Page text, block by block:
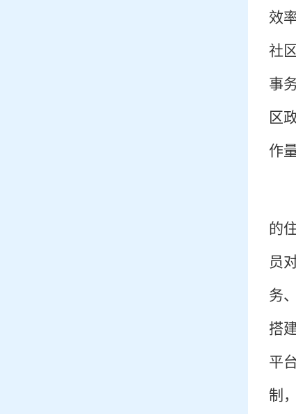
效
社
事
区
作
的
员
务
搭
平
制